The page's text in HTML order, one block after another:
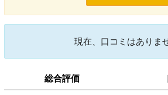
現在、口コミはありませ
総合評価